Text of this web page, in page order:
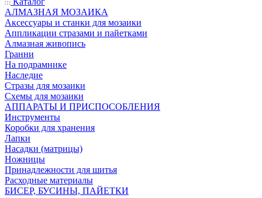
АЛМАЗНАЯ МОЗАИКА
Аксессуары и станки для мозаики
Аппликации стразами и пайетками
Алмазная живопись
Гранни
На подрамнике
Наследие
Стразы для мозаики
Схемы для мозаики
АППАРАТЫ И ПРИСПОСОБЛЕНИЯ
Инструменты
Коробки для хранения
Лапки
Насадки (матрицы)
Ножницы
Принадлежности для шитья
Расходные материалы
БИСЕР, БУСИНЫ, ПАЙЕТКИ